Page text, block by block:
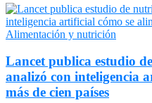
Alimentación y nutrición
Lancet publica estudio
analizó con inteligencia
más de cien países